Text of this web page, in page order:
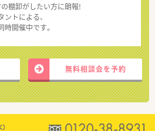
棚卸がしたい方に朗報!
トによる、
開催中です。
無料相談会を予約